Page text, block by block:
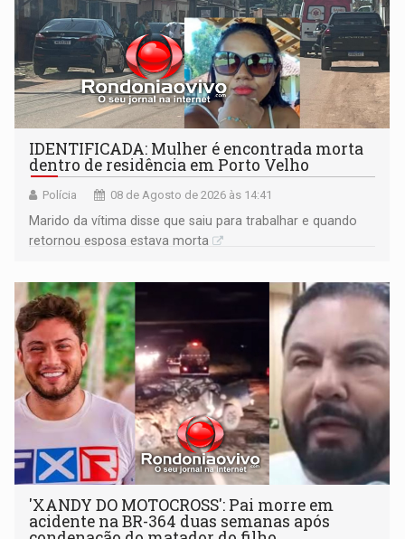
IDENTIFICADA: Mulher é encontrada morta
dentro de residência em Porto Velho
Polícia 08 de Agosto de 2026 às 14:41
Marido da vítima disse que saiu para trabalhar e quando
retornou esposa estava morta
'XANDY DO MOTOCROSS': Pai morre em
acidente na BR-364 duas semanas após